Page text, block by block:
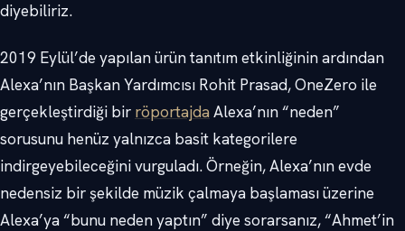
diyebiliriz.
2019 Eylül’de yapılan ürün tanıtım etkinliğinin ardından
Alexa’nın Başkan Yardımcısı Rohit Prasad, OneZero ile
gerçekleştirdiği bir röportajda Alexa’nın “neden”
sorusunu henüz yalnızca basit kategorilere
indirgeyebileceğini vurguladı. Örneğin, Alexa’nın evde
nedensiz bir şekilde müzik çalmaya başlaması üzerine
Alexa’ya “bunu neden yaptın” diye sorarsanız, “Ahmet’in